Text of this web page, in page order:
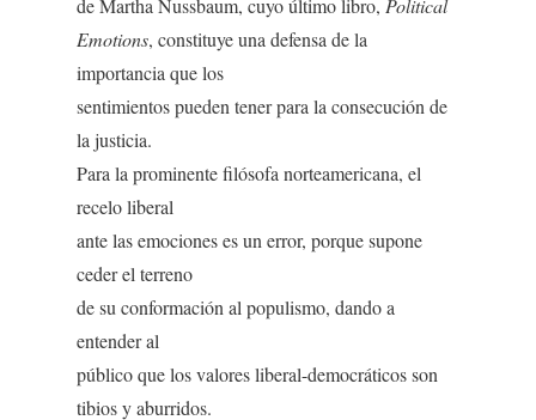
de Martha Nussbaum, cuyo último libro, Political
Emotions, constituye una defensa de la
importancia que los
sentimientos pueden tener para la consecución de
la justicia.
Para la prominente filósofa norteamericana, el
recelo liberal
ante las emociones es un error, porque supone
ceder el terreno
de su conformación al populismo, dando a
entender al
público que los valores liberal-democráticos son
tibios y aburridos.